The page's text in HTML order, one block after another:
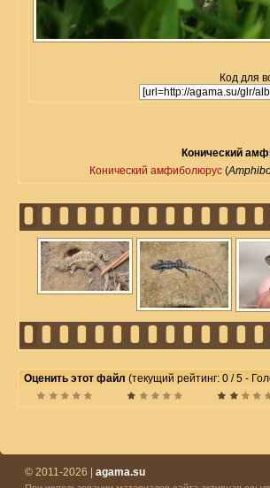
Код для
Конический
Конический амфиболюрус (
Оценить этот файл (текущий рейтинг: 0 / 5 -
© 2011-2026 | agama.su